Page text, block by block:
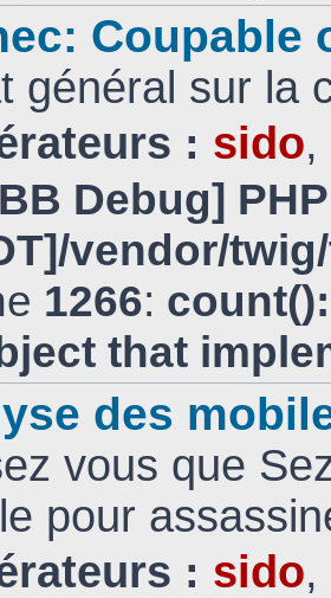
Coupable
général sur la
: sido,
Debug]
vendor/
1266:
that
des
vous que
pour
: sido,